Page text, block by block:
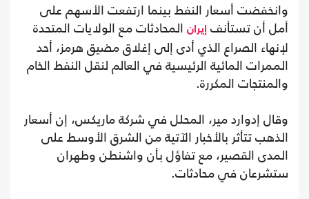
وانخفضت أسعار النفط بينما ارتفعت الأسهم على
أمل أن تستأنف إيران المحادثات مع الولايات المتحدة
لإنهاء الصراع الذي أدى إلى إغلاق مضيق هرمز، أحد
الممرات المائية الرئيسية في العالم لنقل النفط الخام
والمنتجات المكررة.
وقال إدوارد مير، المحلل في شركة ماريكس، إن أسعار
الذهب تتأثر بالأخبار الآتية من الشرق الأوسط على
المدى القصير، مع تفاؤل بأن واشنطن وطهران
ستشرعان في محادثات.